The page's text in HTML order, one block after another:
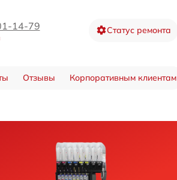
14-79 Статус ремонта
Отзывы Корпоративным клиентам